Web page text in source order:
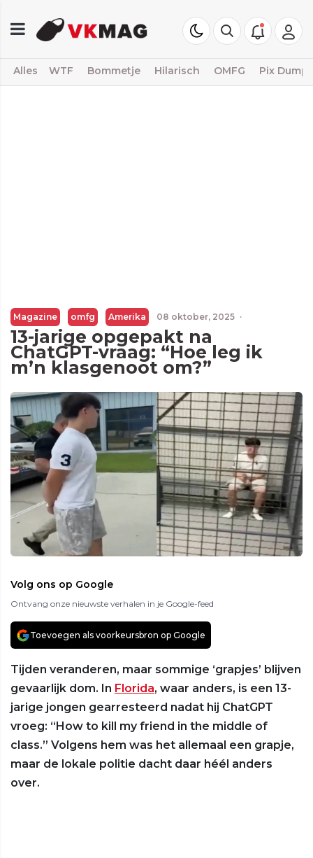
Alles WTF Bommetje Hilarisch OMFG Pix Dump
Magazine omfg Amerika 08 oktober, 2025 ·
13-jarige opgepakt na
ChatGPT-vraag: “Hoe leg ik
m’n klasgenoot om?”
Volg ons op Google
Ontvang onze nieuwste verhalen in je Google-feed
Toevoegen als voorkeursbron op Google
Tijden veranderen, maar sommige ‘grapjes’ blijven
gevaarlijk dom. In Florida, waar anders, is een 13-
jarige jongen gearresteerd nadat hij ChatGPT
vroeg: “How to kill my friend in the middle of
class.” Volgens hem was het allemaal een grapje,
maar de lokale politie dacht daar héél anders
over.